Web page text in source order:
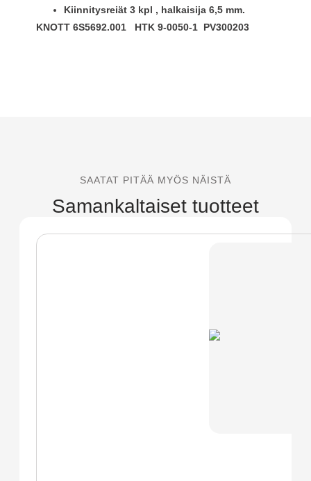
Kiinnitysreiät 3 kpl , halkaisija 6,5 mm.
KNOTT 6S5692.001 HTK 9-0050-1 PV300203
SAATAT PITÄÄ MYÖS NÄISTÄ
Samankaltaiset tuotteet